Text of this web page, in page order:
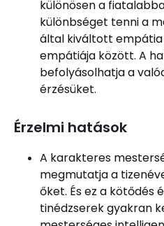
különösen a
különbséget tenni a
által kiváltott
empátiája között. A
befolyásolhatja a
érzésüket.
Érzelmi hatások
A karakteres
megmutatja a
őket. És ez a kötődés
tinédzserek gyakran